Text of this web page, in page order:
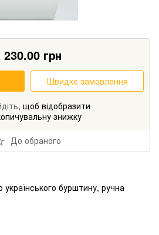
230.00грн
Швидке замовлення
, щоб відобразити
знижку
До обраного
бурштину, ручна